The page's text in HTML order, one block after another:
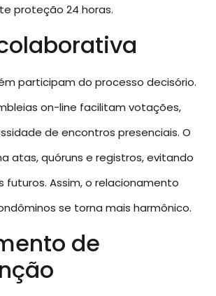
proteção 24 horas.
participam do processo decisório.
on-line facilitam votações,
de encontros presenciais. O
atas, quóruns e registros, evitando
Assim, o relacionamento
se torna mais harmônico.
de